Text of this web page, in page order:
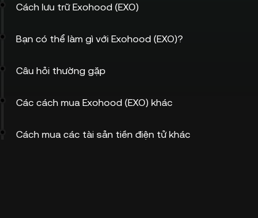
Cách lưu trữ Exohood (EXO)
Bạn có thể làm gì với Exohood (EXO)?
Câu hỏi thường gặp
Các cách mua Exohood (EXO) khác
Cách mua các tài sản tiền điện tử khác